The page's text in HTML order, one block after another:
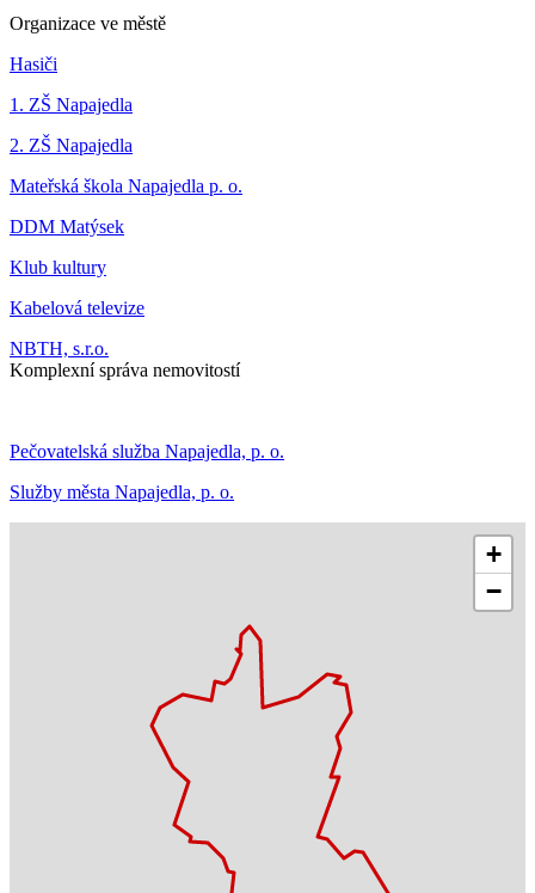
Organizace ve městě
Hasiči
1. ZŠ Napajedla
2. ZŠ Napajedla
Mateřská škola Napajedla p. o.
DDM Matýsek
Klub kultury
Kabelová televize
NBTH, s.r.o.
Komplexní správa nemovitostí
Pečovatelská služba Napajedla, p. o.
Služby města Napajedla, p. o.
+
−